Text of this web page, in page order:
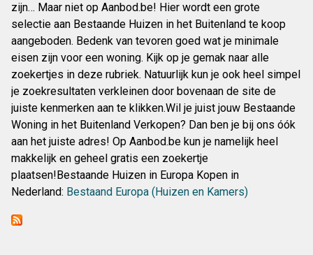
zijn… Maar niet op Aanbod.be! Hier wordt een grote
selectie aan Bestaande Huizen in het Buitenland te koop
aangeboden. Bedenk van tevoren goed wat je minimale
eisen zijn voor een woning. Kijk op je gemak naar alle
zoekertjes in deze rubriek. Natuurlijk kun je ook heel simpel
je zoekresultaten verkleinen door bovenaan de site de
juiste kenmerken aan te klikken.Wil je juist jouw Bestaande
Woning in het Buitenland Verkopen? Dan ben je bij ons óók
aan het juiste adres! Op Aanbod.be kun je namelijk heel
makkelijk en geheel gratis een zoekertje
plaatsen!Bestaande Huizen in Europa Kopen in
Nederland: Bestaand Europa (Huizen en Kamers)